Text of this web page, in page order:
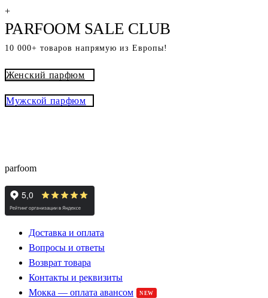
+
PARFOOM SALE CLUB
10 000+ товаров напрямую из Европы!
Женский парфюм
Мужской парфюм
parfoom
Доставка и оплата
Вопросы и ответы
Возврат товара
Контакты и реквизиты
Мокка — оплата авансом
NEW